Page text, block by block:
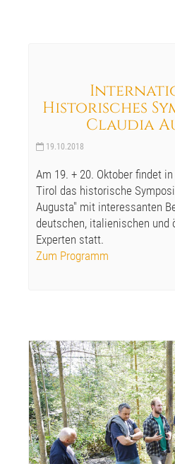
Historisches
Claudia
19.10.2018
Am 19. + 20. Oktober findet
Tirol das historische
Augusta" mit interessanten
deutschen, italienischen und
Experten statt.
Zum Programm